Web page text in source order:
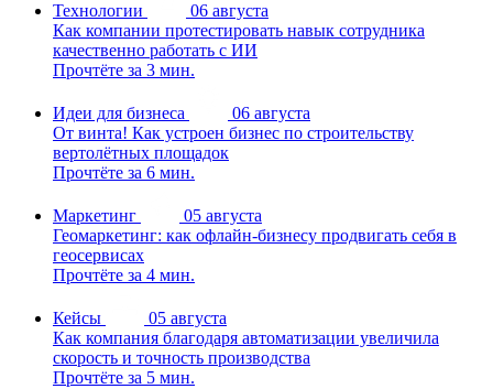
Технологии
06 августа
Как компании протестировать навык сотрудника
качественно работать с ИИ
Прочтёте за 3 мин.
Идеи для бизнеса
06 августа
От винта! Как устроен бизнес по строительству
вертолётных площадок
Прочтёте за 6 мин.
Маркетинг
05 августа
Геомаркетинг: как офлайн-бизнесу продвигать себя в
геосервисах
Прочтёте за 4 мин.
Кейсы
05 августа
Как компания благодаря автоматизации увеличила
скорость и точность производства
Прочтёте за 5 мин.